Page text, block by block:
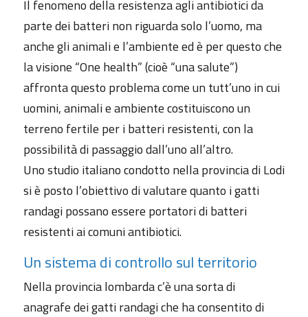
Il fenomeno della resistenza agli antibiotici da
parte dei batteri non riguarda solo l’uomo, ma
anche gli animali e l’ambiente ed è per questo che
la visione “One health” (cioè “una salute”)
affronta questo problema come un tutt’uno in cui
uomini, animali e ambiente costituiscono un
terreno fertile per i batteri resistenti, con la
possibilità di passaggio dall’uno all’altro.
Uno studio italiano condotto nella provincia di Lodi
si è posto l’obiettivo di valutare quanto i gatti
randagi possano essere portatori di batteri
resistenti ai comuni antibiotici.
Un sistema di controllo sul territorio
Nella provincia lombarda c’è una sorta di
anagrafe dei gatti randagi che ha consentito di